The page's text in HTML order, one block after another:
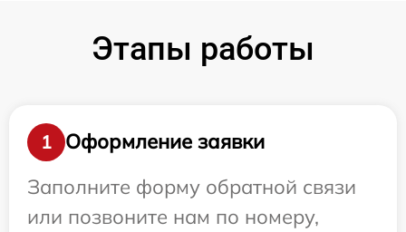
Этапы работы
1
Оформление заявки
Заполните форму обратной связи
или позвоните нам по номеру,